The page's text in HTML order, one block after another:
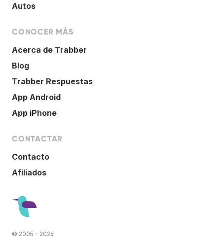
Autos
CONOCER MÁS
Acerca de Trabber
Blog
Trabber Respuestas
App Android
App iPhone
CONTACTAR
Contacto
Afiliados
© 2005 - 2026